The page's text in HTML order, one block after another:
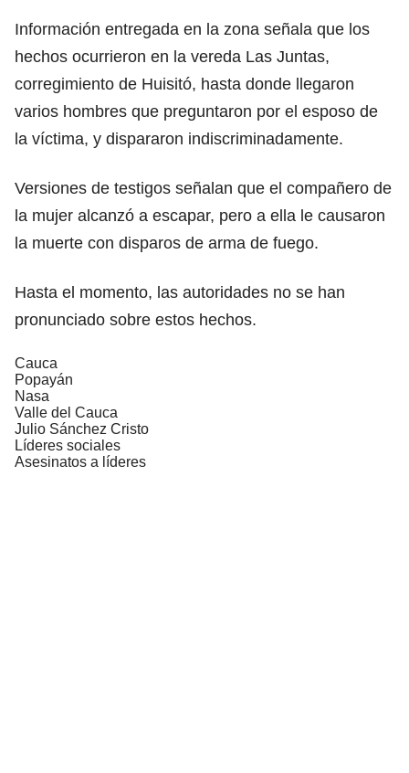
Información entregada en la zona señala que los
hechos ocurrieron en la vereda Las Juntas,
corregimiento de Huisitó, hasta donde llegaron
varios hombres que preguntaron por el esposo de
la víctima, y dispararon indiscriminadamente.
Versiones de testigos señalan que el compañero de
la mujer alcanzó a escapar, pero a ella le causaron
la muerte con disparos de arma de fuego.
Hasta el momento, las autoridades no se han
pronunciado sobre estos hechos.
Cauca
Popayán
Nasa
Valle del Cauca
Julio Sánchez Cristo
Líderes sociales
Asesinatos a líderes